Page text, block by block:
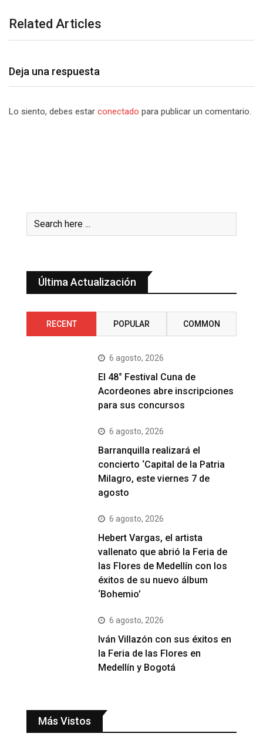
Related Articles
Deja una respuesta
Lo siento, debes estar conectado para publicar un comentario.
Última Actualización
RECENT POPULAR COMMON
6 agosto, 2026
El 48° Festival Cuna de
Acordeones abre inscripciones
para sus concursos
6 agosto, 2026
Barranquilla realizará el
concierto ‘Capital de la Patria
Milagro, este viernes 7 de
agosto
6 agosto, 2026
Hebert Vargas, el artista
vallenato que abrió la Feria de
las Flores de Medellín con los
éxitos de su nuevo álbum
‘Bohemio’
6 agosto, 2026
Iván Villazón con sus éxitos en
la Feria de las Flores en
Medellín y Bogotá
Más Vistos